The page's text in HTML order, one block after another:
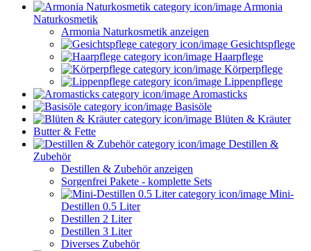
Armonia
Naturkosmetik
Armonia Naturkosmetik anzeigen
Gesichtspflege
Haarpflege
Körperpflege
Lippenpflege
Aromasticks
Basisöle
Blüten & Kräuter
Butter & Fette
Destillen &
Zubehör
Destillen & Zubehör anzeigen
Sorgenfrei Pakete - komplette Sets
Mini-
Destillen 0.5 Liter
Destillen 2 Liter
Destillen 3 Liter
Diverses Zubehör